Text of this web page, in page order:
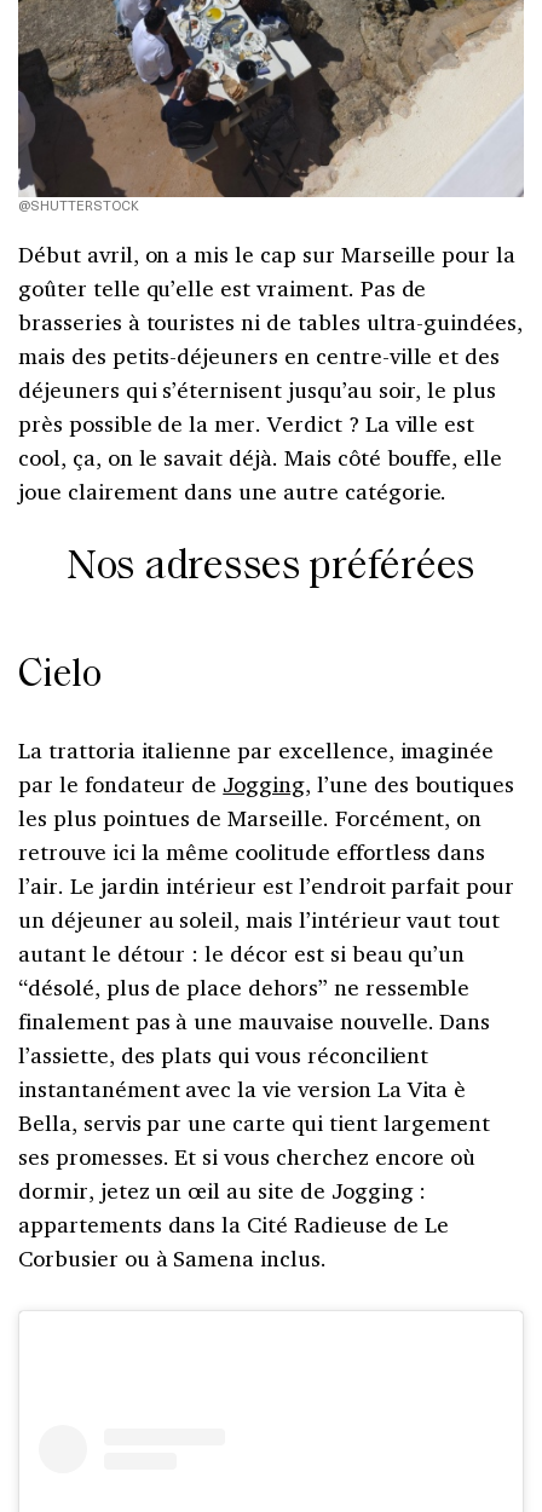
@SHUTTERSTOCK
Début avril, on a mis le cap sur Marseille pour la
goûter telle qu’elle est vraiment. Pas de
brasseries à touristes ni de tables ultra-guindées,
mais des petits-déjeuners en centre-ville et des
déjeuners qui s’éternisent jusqu’au soir, le plus
près possible de la mer. Verdict ? La ville est
cool, ça, on le savait déjà. Mais côté bouffe, elle
joue clairement dans une autre catégorie.
Nos adresses préférées
Cielo
La trattoria italienne par excellence, imaginée
par le fondateur de Jogging, l’une des boutiques
les plus pointues de Marseille. Forcément, on
retrouve ici la même coolitude effortless dans
l’air. Le jardin intérieur est l’endroit parfait pour
un déjeuner au soleil, mais l’intérieur vaut tout
autant le détour : le décor est si beau qu’un
“désolé, plus de place dehors” ne ressemble
finalement pas à une mauvaise nouvelle. Dans
l’assiette, des plats qui vous réconcilient
instantanément avec la vie version La Vita è
Bella, servis par une carte qui tient largement
ses promesses. Et si vous cherchez encore où
dormir, jetez un œil au site de Jogging :
appartements dans la Cité Radieuse de Le
Corbusier ou à Samena inclus.